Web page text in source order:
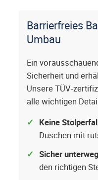
Barrierfreies
Umbau
Ein
Sicherheit und
Unsere TÜV-
alle wichtigen
Keine
Duschen mit
Sicher
den richtigen